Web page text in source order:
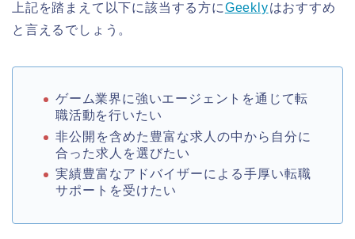
上記を踏まえて以下に該当する方にGeeklyはおすすめ
と言えるでしょう。
ゲーム業界に強いエージェントを通じて転
職活動を行いたい
非公開を含めた豊富な求人の中から自分に
合った求人を選びたい
実績豊富なアドバイザーによる手厚い転職
サポートを受けたい